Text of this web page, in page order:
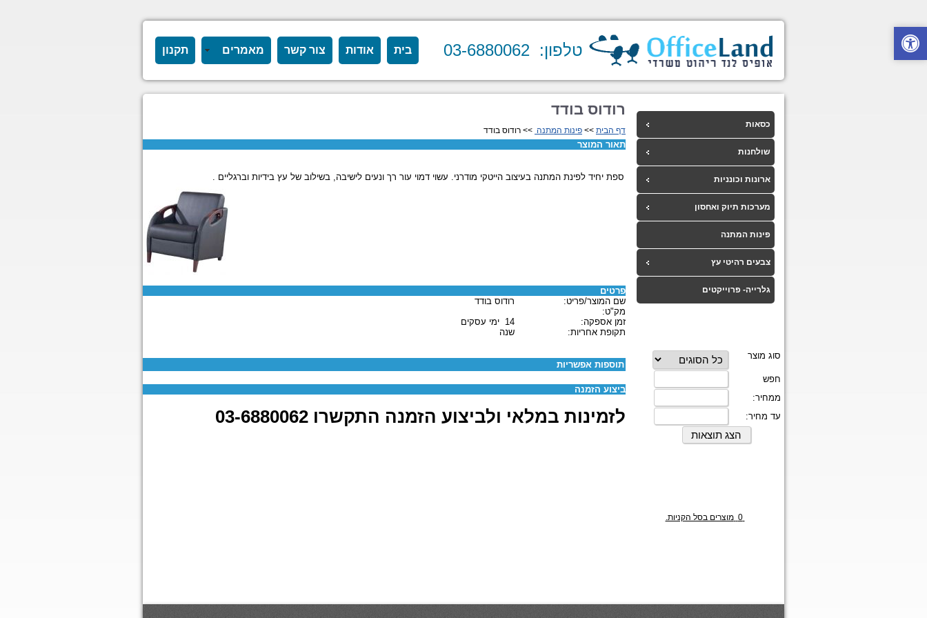
טלפון: 03-6880062 בית אודות צור קשר מאמרים תקנון
כסאות
שולחנות
ארונות וכונניות
מערכות תיוק ואחסון
פינות המתנה
צבעים רהיטי עץ
גלרייה- פרוייקטים
0 מוצרים בסל הקניות.
רודוס בודד
דף הבית >> פינות המתנה >> רודוס בודד
תאור המוצר
ספת יחיד לפינת המתנה בעיצוב הייטקי מודרני. עשוי דמוי עור רך ונעים לישיבה, בשילוב של עץ בידיות וברגליים .
פרטים
שם המוצר/פריט:
רודוס בודד
מק"ט:
זמן אספקה:
14 ימי עסקים
תקופת אחריות:
שנה
תוספות אפשריות
ביצוע הזמנה
לזמינות במלאי ולביצוע הזמנה התקשרו 03-6880062